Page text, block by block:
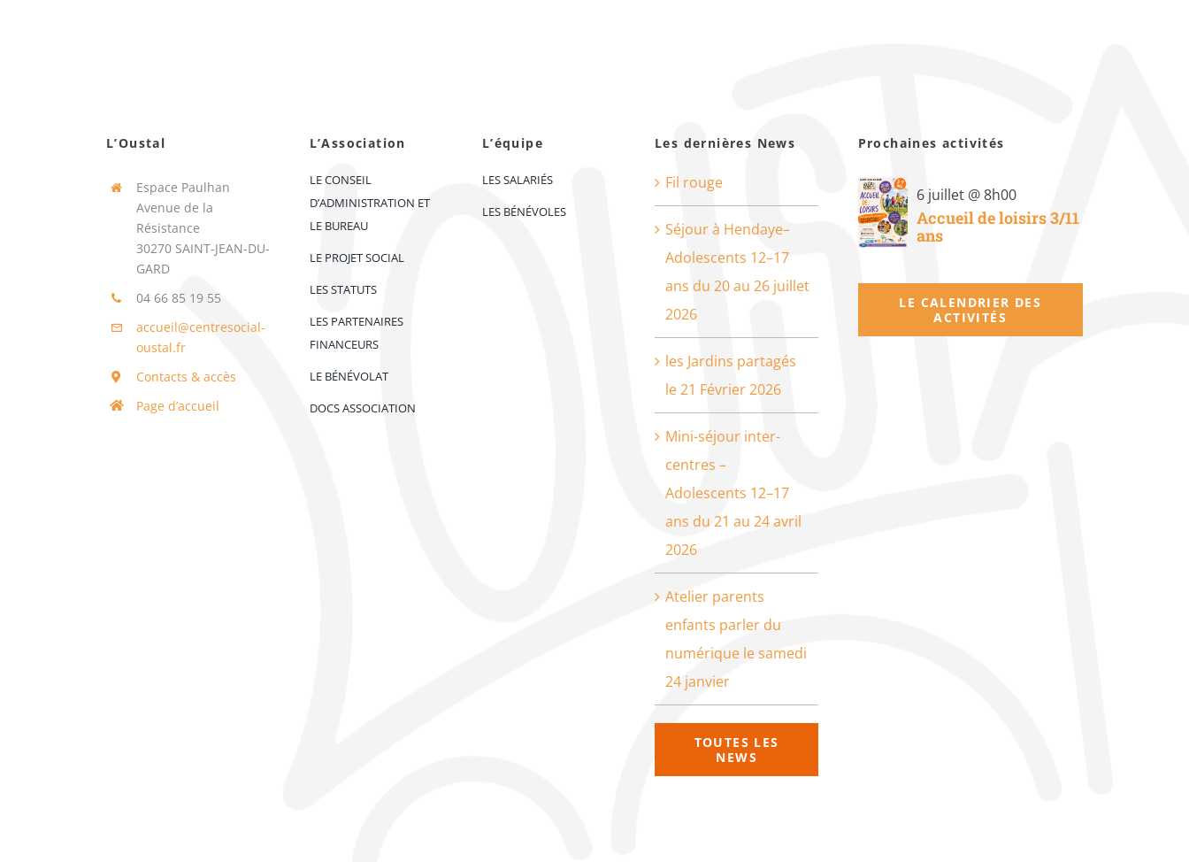
L’Oustal
Espace Paulhan
Avenue de la
Résistance
30270 SAINT-JEAN-DU-
GARD
04 66 85 19 55
accueil@centresocial-
oustal.fr
Contacts & accès
Page d’accueil
L’Association
LE CONSEIL
D’ADMINISTRATION ET
LE BUREAU
LE PROJET SOCIAL
LES STATUTS
LES PARTENAIRES
FINANCEURS
LE BÉNÉVOLAT
DOCS ASSOCIATION
L’équipe
LES SALARIÉS
LES BÉNÉVOLES
Les dernières News
Fil rouge
Séjour à Hendaye–
Adolescents 12–17
ans du 20 au 26 juillet
2026
les Jardins partagés
le 21 Février 2026
Mini-séjour inter-
centres –
Adolescents 12–17
ans du 21 au 24 avril
2026
Atelier parents
enfants parler du
numérique le samedi
24 janvier
TOUTES LES
NEWS
Prochaines activités
6 juillet @ 8h00
Accueil de loisirs 3/11
ans
LE CALENDRIER DES
ACTIVITÉS